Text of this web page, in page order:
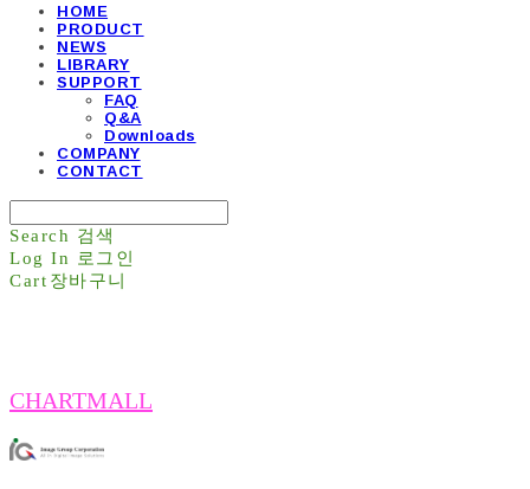
HOME
PRODUCT
NEWS
LIBRARY
SUPPORT
FAQ
Q&A
Downloads
COMPANY
CONTACT
Search 검색
Log In
로그인
Cart 장바구니
CHARTMALL